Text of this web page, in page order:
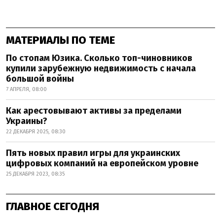
МАТЕРИАЛЫ ПО ТЕМЕ
По стопам Юзика. Сколько топ-чиновников
купили зарубежную недвижимость с начала
большой войны
7 АПРЕЛЯ, 08:00
Как арестовывают активы за пределами
Украины?
22 ДЕКАБРЯ 2025, 08:30
Пять новых правил игры для украинских
цифровых компаний на европейском уровне
25 ДЕКАБРЯ 2023, 08:35
ГЛАВНОЕ СЕГОДНЯ